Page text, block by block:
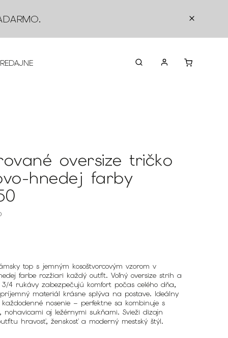
.
KONTAKTY
oversize tričko
hnedej farby
top s jemným kosoštvorcovým vzorom v
farbe rozžiari každý outfit. Voľný oversize strih a
3/4 rukávy zabezpečujú komfort počas celého dňa,
materiál krásne splýva na postave. Ideálny
nosenie – perfektne sa kombinuje s
nohavicami aj ležérnymi sukňami. Svieži dizajn
hravosť, ženskosť a moderný mestský štýl.